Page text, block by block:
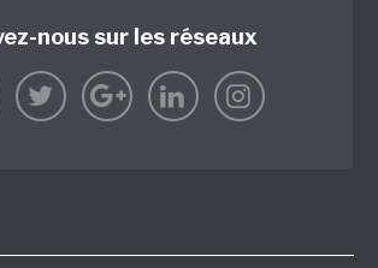
nous sur les réseaux